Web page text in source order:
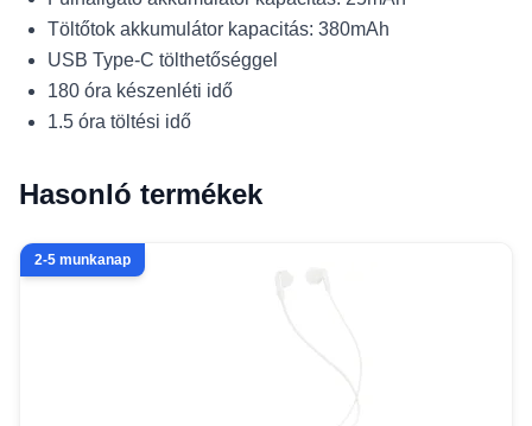
Töltőtok akkumulátor kapacitás: 380mAh
USB Type-C tölthetőséggel
180 óra készenléti idő
1.5 óra töltési idő
Hasonló termékek
2-5 munkanap